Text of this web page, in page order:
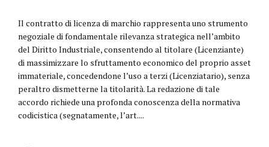
Il contratto di licenza di marchio rappresenta uno strumento
negoziale di fondamentale rilevanza strategica nell’ambito
del Diritto Industriale, consentendo al titolare (Licenziante)
di massimizzare lo sfruttamento economico del proprio asset
immateriale, concedendone l’uso a terzi (Licenziatario), senza
peraltro dismetterne la titolarità. La redazione di tale
accordo richiede una profonda conoscenza della normativa
codicistica (segnatamente, l’art....